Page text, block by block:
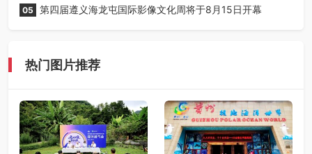
05 第四届遵义海龙屯国际影像文化周将于8月15日开幕
热门图片推荐